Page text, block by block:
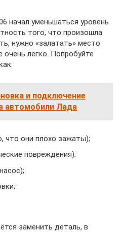
начал уменьшаться уровень
того, что произошла
нужно «залатать» место
очень легко. Попробуйте
и подключение
автомобили Лада
что они плохо зажаты);
повреждения);
заменить деталь, в